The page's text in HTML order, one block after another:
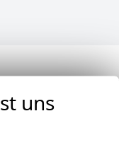
uns